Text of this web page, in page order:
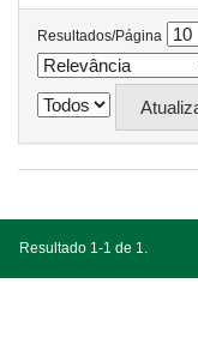
Resultados/Página
Resultado 1-1 de 1.